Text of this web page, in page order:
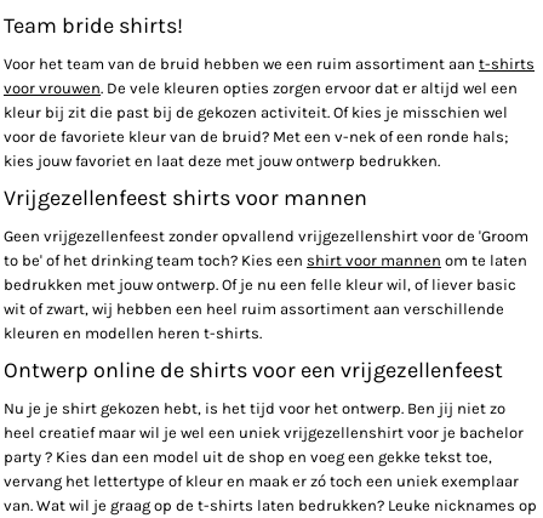
Team bride shirts!
Voor het team van de bruid hebben we een ruim assortiment aan t-shirts
voor vrouwen. De vele kleuren opties zorgen ervoor dat er altijd wel een
kleur bij zit die past bij de gekozen activiteit. Of kies je misschien wel
voor de favoriete kleur van de bruid? Met een v-nek of een ronde hals;
kies jouw favoriet en laat deze met jouw ontwerp bedrukken.
Vrijgezellenfeest shirts voor mannen
Geen vrijgezellenfeest zonder opvallend vrijgezellenshirt voor de 'Groom
to be' of het drinking team toch? Kies een shirt voor mannen om te laten
bedrukken met jouw ontwerp. Of je nu een felle kleur wil, of liever basic
wit of zwart, wij hebben een heel ruim assortiment aan verschillende
kleuren en modellen heren t-shirts.
Ontwerp online de shirts voor een vrijgezellenfeest
Nu je je shirt gekozen hebt, is het tijd voor het ontwerp. Ben jij niet zo
heel creatief maar wil je wel een uniek vrijgezellenshirt voor je bachelor
party ? Kies dan een model uit de shop en voeg een gekke tekst toe,
vervang het lettertype of kleur en maak er zó toch een uniek exemplaar
van. Wat wil je graag op de t-shirts laten bedrukken? Leuke nicknames op